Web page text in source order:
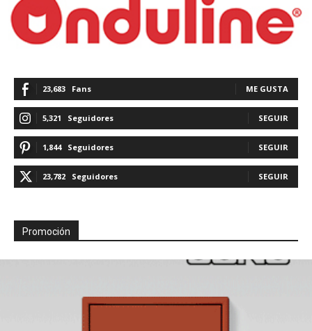
23,683 Fans ME GUSTA
5,321 Seguidores SEGUIR
1,844 Seguidores SEGUIR
23,782 Seguidores SEGUIR
Promoción